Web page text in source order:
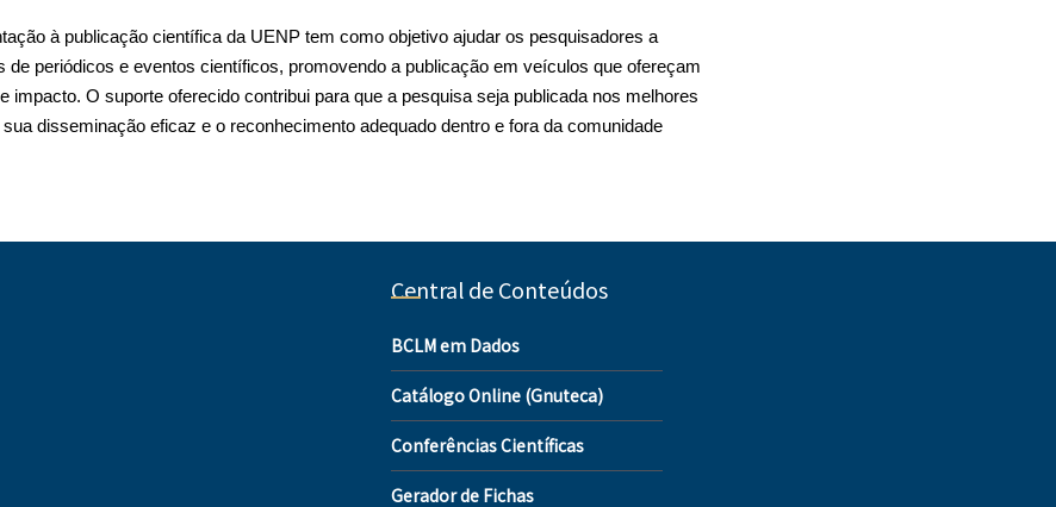
à publicação científica da UENP tem como objetivo ajudar os pesquisadores a
de periódicos e eventos científicos, promovendo a publicação em veículos que ofereçam
impacto. O suporte oferecido contribui para que a pesquisa seja publicada nos melhores
disseminação eficaz e o reconhecimento adequado dentro e fora da comunidade
Central de Conteúdos
BCLM em Dados
Catálogo Online (Gnuteca)
Conferências Científicas
Gerador de Fichas